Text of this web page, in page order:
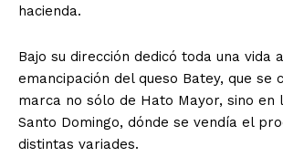
hacienda.
Bajo su dirección dedicó toda una vida
emancipación del queso Batey, que se
marca no sólo de Hato Mayor, sino en
Santo Domingo, dónde se vendía el
distintas variades.